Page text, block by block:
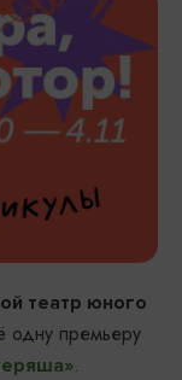
театр юного
одну премьеру
.